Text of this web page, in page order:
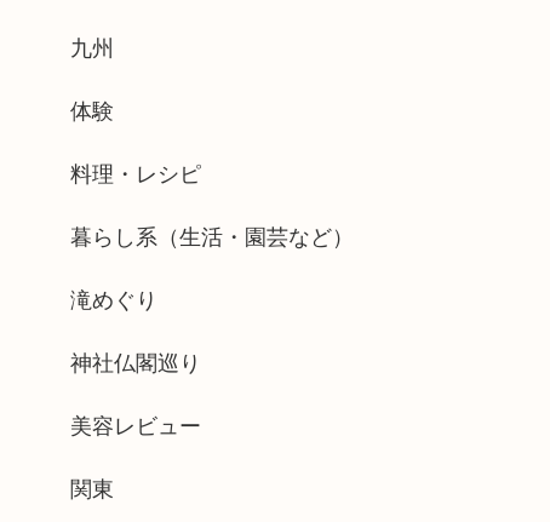
九州
体験
料理・レシピ
暮らし系（生活・園芸など）
滝めぐり
神社仏閣巡り
美容レビュー
関東